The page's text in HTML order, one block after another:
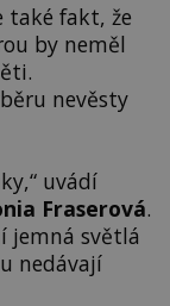
také fakt, že
by neměl
nevěsty
uvádí
Fraserová.
jemná světlá
nedávají